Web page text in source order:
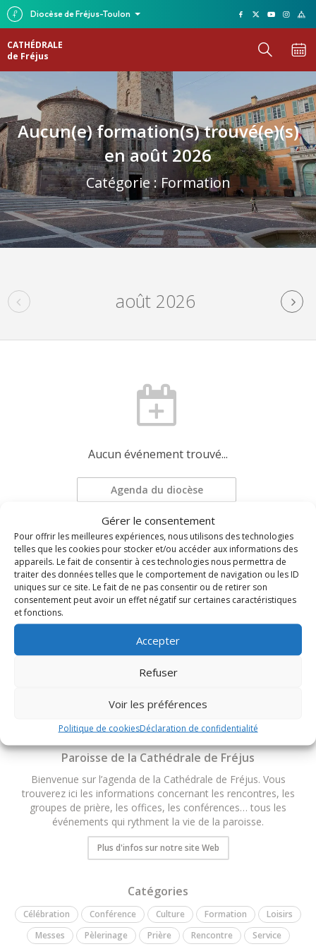
Diocèse de Fréjus-Toulon
Gérer le consentement
Pour offrir les meilleures expériences, nous utilisons des technologies
telles que les cookies pour stocker et/ou accéder aux informations des
appareils. Le fait de consentir à ces technologies nous permettra de
traiter des données telles que le comportement de navigation ou les ID
uniques sur ce site. Le fait de ne pas consentir ou de retirer son
consentement peut avoir un effet négatif sur certaines caractéristiques
et fonctions.
Accepter
Refuser
Voir les préférences
Politique de cookiesDéclaration de confidentialité
CATHÉDRALE
de Fréjus
Aucun(e) formation(s) trouvé(e)(s)
en août 2026
Catégorie :Formation
août 2026
Aucun événement trouvé...
Agenda du diocèse
Demander une mise à jour
TOUS LES ÉVÉNEMENTS DU DIOCÈSE
Paroisse de la Cathédrale de Fréjus
Bienvenue sur l’agenda de la Cathédrale de Fréjus. Vous
trouverez ici les informations concernant les rencontres, les
groupes de prière, les offices, les conférences… tous les
événements qui rythment la vie de la paroisse.
Plus d'infos sur notre site Web
Catégories
Célébration Conférence Culture Formation
Loisirs
Messes
Pèlerinage Prière Rencontre Service